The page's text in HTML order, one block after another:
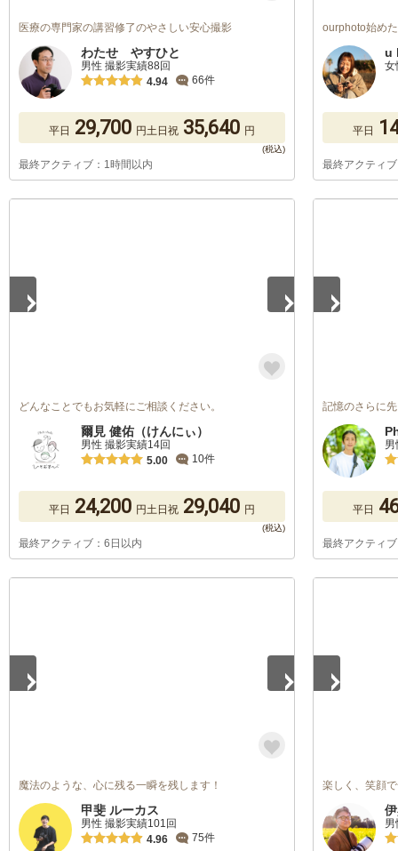
医療の専門家の講習修了のやさしい安心撮影
わたせ やすひと
男性 撮影実績88回
4.94
66件
平日 29,700 円土日祝 35,640 円
最終アクティブ：1時間以内
ourphoto始め
u
女
平日
最終アクティ
どんなことでもお気軽にご相談ください。
爾見 健佑（けんにぃ）
男性 撮影実績14回
5.00
10件
平日 24,200 円土日祝 29,040 円
最終アクティブ：6日以内
記憶のさらに
平日
最終アクティ
魔法のような、心に残る一瞬を残します！
甲斐 ルーカス
男性 撮影実績101回
4.96
75件
楽しく、笑顔